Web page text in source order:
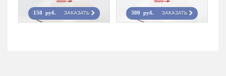
500 r
150 руб. ЗАКАЗАТЬ
600 r
300 руб. ЗАКАЗАТЬ